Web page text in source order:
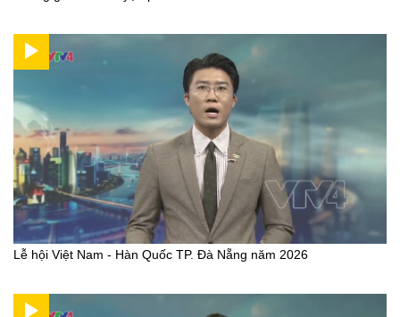
Lễ hội Việt Nam - Hàn Quốc TP. Đà Nẵng năm 2026